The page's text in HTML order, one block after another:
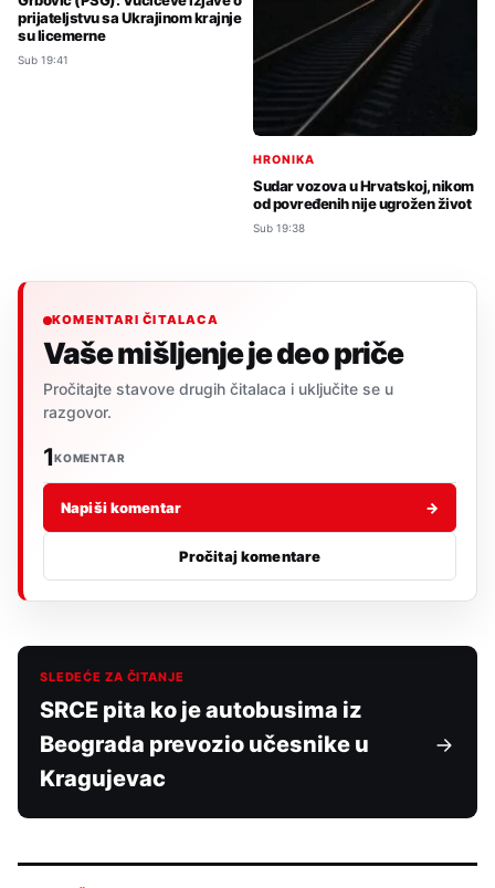
prijateljstvu sa Ukrajinom krajnje
su licemerne
Sub 19:41
HRONIKA
Sudar vozova u Hrvatskoj, nikom
od povređenih nije ugrožen život
Sub 19:38
KOMENTARI ČITALACA
Vaše mišljenje je deo priče
Pročitajte stavove drugih čitalaca i uključite se u
razgovor.
1KOMENTAR
Napiši komentar →
Pročitaj komentare
SLEDEĆE ZA ČITANJE
SRCE pita ko je autobusima iz
Beograda prevozio učesnike u
Kragujevac